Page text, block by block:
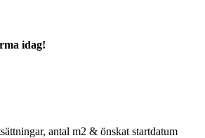
idag!
antal m2 & önskat startdatum